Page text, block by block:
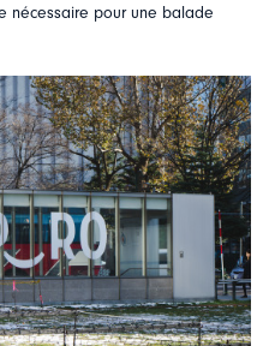
nécessaire pour une balade